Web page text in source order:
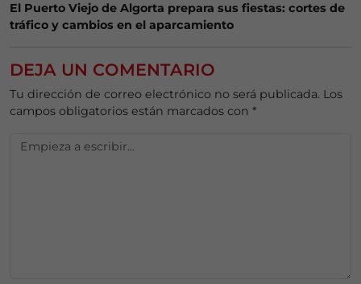
El Puerto Viejo de Algorta prepara sus fiestas: cortes de
tráfico y cambios en el aparcamiento
DEJA UN COMENTARIO
Tu dirección de correo electrónico no será publicada. Los
campos obligatorios están marcados con *